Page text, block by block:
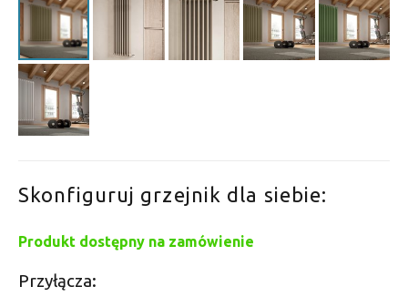
Skonfiguruj grzejnik dla siebie:
Produkt dostępny na zamówienie
Przyłącza: